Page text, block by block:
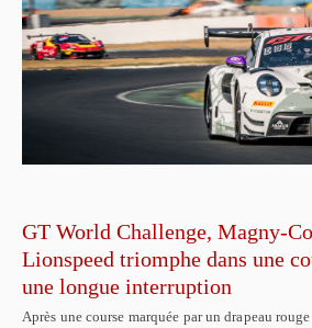
GT World Challenge, Magny-
Lionspeed triomphe dans une
une longue interruption
Après une course marquée par un drapeau